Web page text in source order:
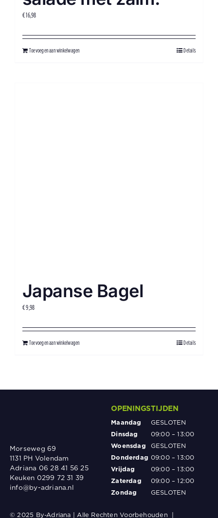
€16,98
Toevoegen aan winkelwagen Details
Japanse Bagel
€9,98
Toevoegen aan winkelwagen Details
Morseweg 69
1131 PH Volendam
Adriana 06 28 41 56 25
Keuken 0299 72 31 39
info@by-adriana.nl
OPENINGSTIJDEN
Maandag
GESLOTEN
Dinsdag
09:00 – 13:00
Woensdag
GESLOTEN
Donderdag 09:00 – 13:00
Vrijdag
09:00 – 13:00
Zaterdag
09:00 – 12:00
Zondag
GESLOTEN
© 2025 By-Adriana | Alle Rechten Voorbehouden |